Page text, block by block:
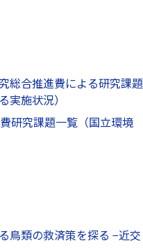
総合推進費による研究課題
実施状況）
研究課題一覧（国立環境
鳥類の救済策を探る −近交